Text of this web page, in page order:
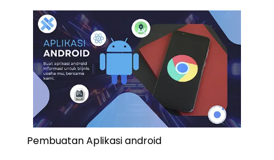
Pembuatan Aplikasi android